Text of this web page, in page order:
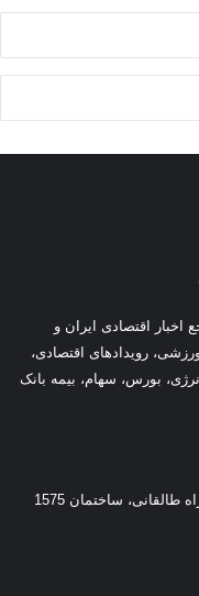
اخبار اقتصادی ایران و
رویدادهای اقتصادی،
بورس، سهام، بیمه بانک
آدرس : تهران ، خیابان ولیعصر(عج)، جنب چهارراه طالقانی، ساختمان 1575